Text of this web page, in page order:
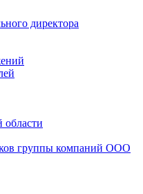
директора
области
группы компаний ООО